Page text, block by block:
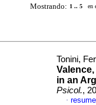
Mostrando: 1 .. 5 en
Tonini,
in an
Psicol.,
·